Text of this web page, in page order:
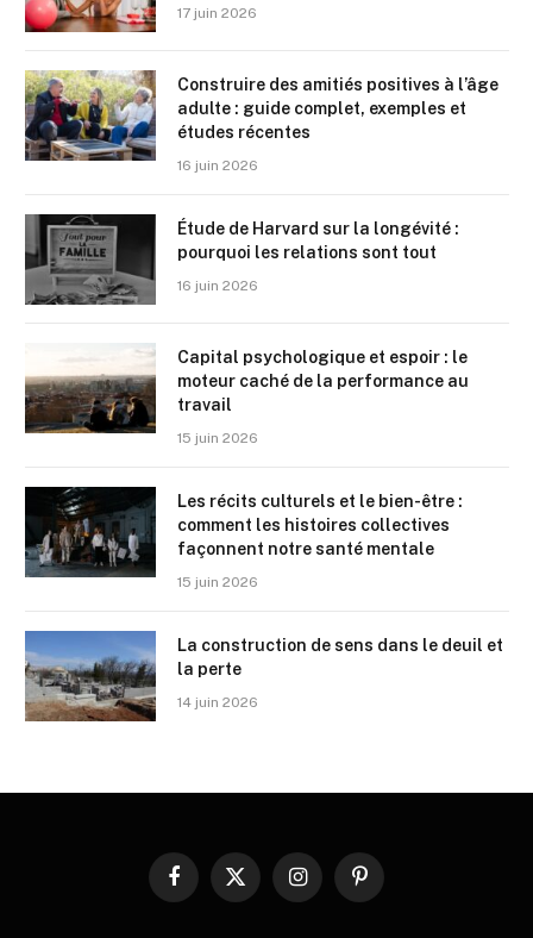
17 juin 2026
Construire des amitiés positives à l’âge
adulte : guide complet, exemples et
études récentes
16 juin 2026
Étude de Harvard sur la longévité :
pourquoi les relations sont tout
16 juin 2026
Capital psychologique et espoir : le
moteur caché de la performance au
travail
15 juin 2026
Les récits culturels et le bien-être :
comment les histoires collectives
façonnent notre santé mentale
15 juin 2026
La construction de sens dans le deuil et
la perte
14 juin 2026
Facebook
X
InstagramPinterest